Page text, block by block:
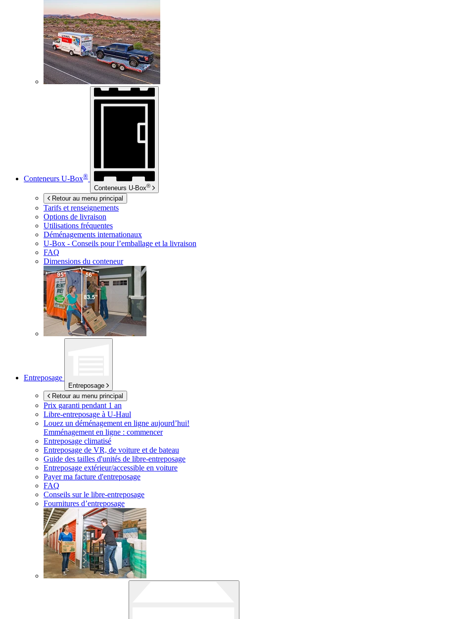
Conteneurs U-Box®
Conteneurs U-Box®
Retour au menu principal
Tarifs et renseignements
Options de livraison
Utilisations fréquentes
Déménagements internationaux
U-Box - Conseils pour l’emballage et la livraison
FAQ
Dimensions du conteneur
Entreposage
Entreposage
Retour au menu principal
Prix garanti pendant 1 an
Libre-entreposage à U-Haul
Louez un déménagement en ligne aujourd’hui!
Emménagement en ligne : commencer
Entreposage climatisé
Entreposage de VR, de voiture et de bateau
Guide des tailles d'unités de libre-entreposage
Entreposage extérieur/accessible en voiture
Payer ma facture d'entreposage
FAQ
Conseils sur le libre-entreposage
Fournitures d’entreposage